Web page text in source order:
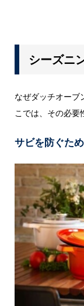
シーズニ
なぜダッチオーブ
こでは、その必要
サビを防ぐた